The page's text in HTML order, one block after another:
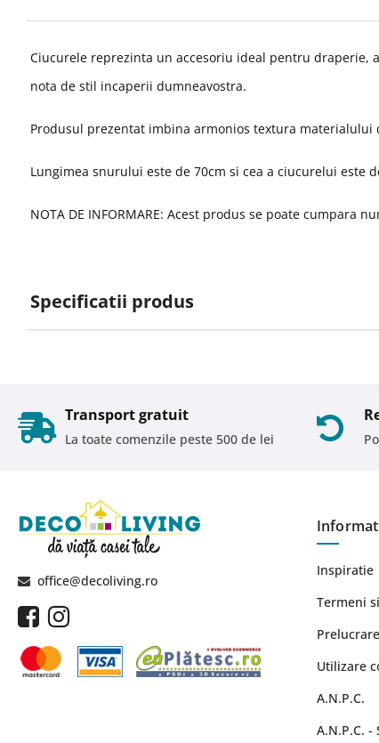
Ciucurele reprezinta un accesoriu ideal pentru draperie,
nota de stil incaperii dumneavostra.
Produsul prezentat imbina armonios textura
Lungimea snurului este de 70cm si cea a ciucurelui este
NOTA DE INFORMARE: Acest produs se poate cumpara
Specificatii produs
Transport gratuit
La toate comenzile peste 500 de lei
office@decoliving.ro
Inspiratie
Termeni
Utilizare
A.N.P.C.
A.N.P.C. -